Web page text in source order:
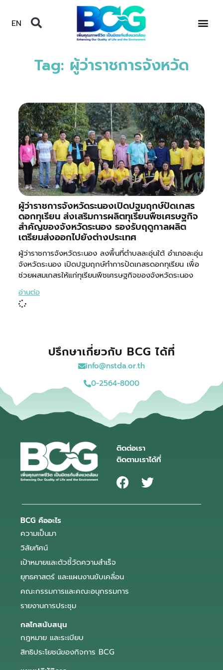
EN
Tag: ผู้ว่าราชการจังหวัด
ผู้ว่าราชการจังหวัดระนองเปิดปฐมฤกษ์ปัดเกสร
ดอกทุเรียน ส่งเสริมการผลิตทุเรียนพืชเศรษฐกิจ
สำคัญของจังหวัดระนอง รองรับฤดูกาลผลิต
เตรียมส่งออกไปยังต่างประเทศ
ผู้ว่าราชการจังหวัดระนอง ลงพื้นที่ตำบลละอุ่นใต้ อำเภอละอุ่น
จังหวัดระนอง เปิดปฐมฤกษ์ทำการปัดเกสรดอกทุเรียน เพื่อ
ช่วยผสมเกสรให้แก่ทุเรียนพืชเศรษฐกิจของจังหวัดระนอง
อ่านต่อ
ปรึกษาเกี่ยวกับ BCG ได้ที่
info@nstda.or.th
0-2564-8000
ติดต่อเรา
ติดตามเราได้ที่
BCG คืออะไร
ความเป็นมา
วิสัยทัศน์
เป้าหมายและตัวชี้วัดความสำเร็จ
ยุทธศาสตร์ และแผนงานขับเคลื่อน
คณะกรรมการและคณะอนุกรรมการ
รายงานการประชุม
กลไกสนับสนุน
กฎหมาย และระเบียบ
สิทธิประโยชน์ของกิจการ BCG